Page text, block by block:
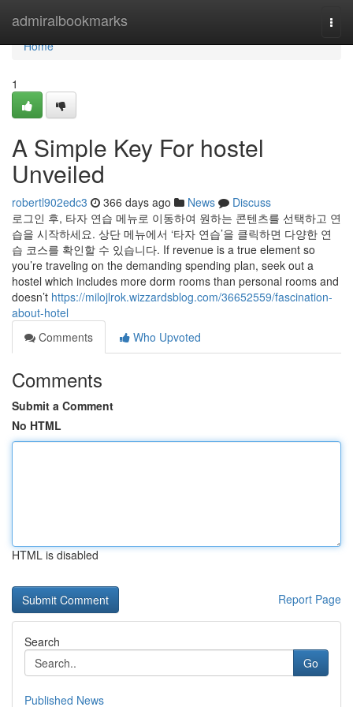
admiralbookmarks
Home
Home
1
A Simple Key For hostel
Unveiled
robertl902edc3 366 days ago News
Discuss
로그인 후, 타자 연습 메뉴로 이동하여 원하는 콘텐츠를 선택하고 연
습을 시작하세요. 상단 메뉴에서 ‘타자 연습’을 클릭하면 다양한 연
습 코스를 확인할 수 있습니다. If revenue is a true element so
you’re traveling on the demanding spending plan, seek out a
hostel which includes more dorm rooms than personal rooms and
doesn’t https://milojlrok.wizzardsblog.com/36652559/fascination-
about-hotel
Comments
Who Upvoted
Comments
Submit a Comment
No HTML
HTML is disabled
Report Page
Search
Go
Published News